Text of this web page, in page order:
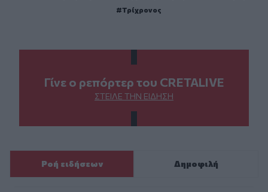
Τρίχρονος
Γίνε ο ρεπόρτερ του CRETALIVE
ΣΤΕΊΛΕ ΤΗΝ ΕΊΔΗΣΗ
Ροή ειδήσεων Δημοφιλή